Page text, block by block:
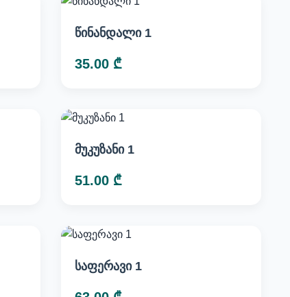
წინანდალი 1
35.00 ₾
მუკუზანი 1
51.00 ₾
საფერავი 1